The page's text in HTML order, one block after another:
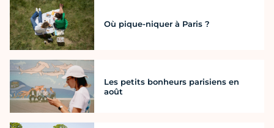
Où pique-niquer à Paris ?
Les petits bonheurs parisiens en
août